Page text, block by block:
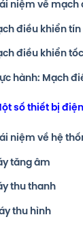
niệm về
điều khiển
điều khiển
hành: Mạch
số thiết bị
niệm về hệ
tăng âm
thu thanh
thu hình